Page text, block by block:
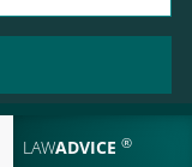
LAWADVICE ®